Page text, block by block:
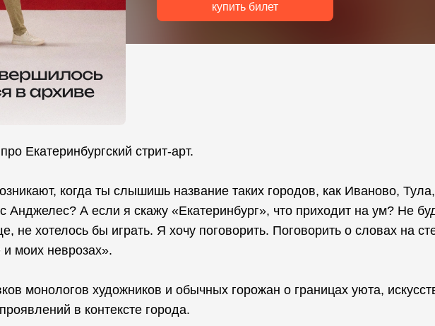
купить билет
Екатеринбургский стрит-арт.
когда ты слышишь название таких городов, как Иваново, Тула,
А если я скажу «Екатеринбург», что приходит на ум? Не
не хотелось бы играть. Я хочу поговорить. Поговорить о словах на
моих неврозах».
монологов художников и обычных горожан о границах уюта,
в контексте города.